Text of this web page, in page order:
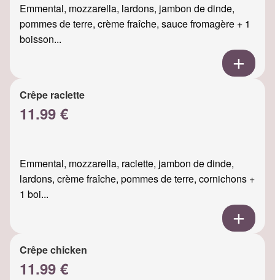
Emmental, mozzarella, lardons, jambon de dinde,
pommes de terre, crème fraîche, sauce fromagère + 1
boisson...
Crêpe raclette
11.99 €
Emmental, mozzarella, raclette, jambon de dinde,
lardons, crème fraîche, pommes de terre, cornichons +
1 boi...
Crêpe chicken
11.99 €